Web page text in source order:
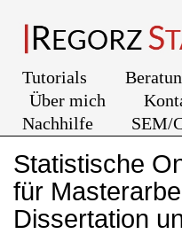
Tutorials
Über mich
Nachhilfe
SEM/
Statistische
für
Dissertation